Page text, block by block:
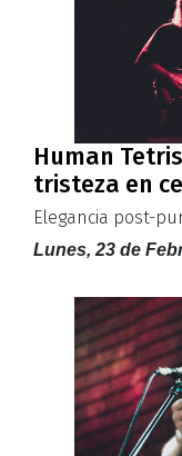
Human
tristeza en
Elegancia post-
Lunes, 23 de